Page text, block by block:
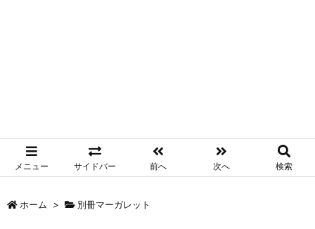
メニュー サイドバー 前へ 次へ 検索
ホーム > 別冊マーガレット